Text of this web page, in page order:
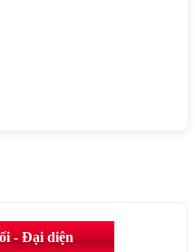
- Đại diện